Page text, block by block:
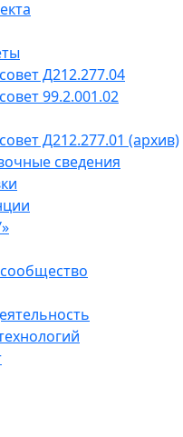
Д212.277.04
99.2.001.02
Д212.277.01 (архив)
сведения